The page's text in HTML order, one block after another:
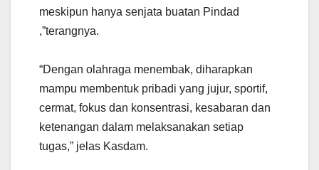
meskipun hanya senjata buatan Pindad
,”terangnya.
“Dengan olahraga menembak, diharapkan
mampu membentuk pribadi yang jujur, sportif,
cermat, fokus dan konsentrasi, kesabaran dan
ketenangan dalam melaksanakan setiap
tugas,” jelas Kasdam.